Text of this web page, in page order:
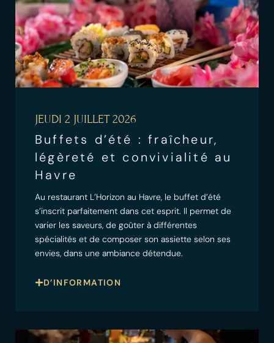
JEUDI 2 JUILLET 2026
Buffets d’été : fraîcheur,
légèreté et convivialité au
Havre
Au restaurant L’Horizon au Havre, le buffet d’été
s’inscrit parfaitement dans cet esprit. Il permet de
varier les saveurs, de goûter à différentes
spécialités et de composer son assiette selon ses
envies, dans une ambiance détendue.
D’INFORMATION